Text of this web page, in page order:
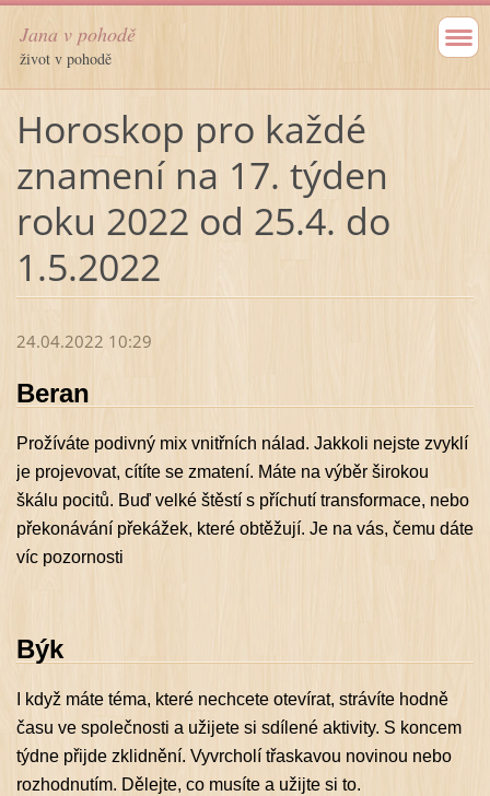
Jana v pohodě
život v pohodě
Horoskop pro každé
znamení na 17. týden
roku 2022 od 25.4. do
1.5.2022
24.04.2022 10:29
Beran
Prožíváte podivný mix vnitřních nálad. Jakkoli nejste zvyklí
je projevovat, cítíte se zmatení. Máte na výběr širokou
škálu pocitů. Buď velké štěstí s příchutí transformace, nebo
překonávání překážek, které obtěžují. Je na vás, čemu dáte
víc pozornosti
Býk
I když máte téma, které nechcete otevírat, strávíte hodně
času ve společnosti a užijete si sdílené aktivity. S koncem
týdne přijde zklidnění. Vyvrcholí třaskavou novinou nebo
rozhodnutím. Dělejte, co musíte a užijte si to.